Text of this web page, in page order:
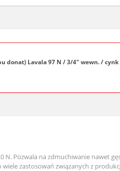
donat) Lavala 97 N / 3/4" wewn. /
Pozwala na zdmuchiwanie nawet
zastosowań związanych z